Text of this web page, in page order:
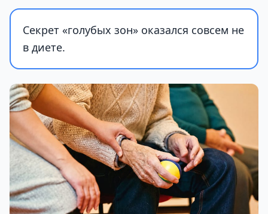
Секрет «голубых зон» оказался совсем не
в диете.